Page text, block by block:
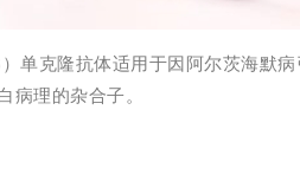
单克隆抗体适用于因阿尔茨海默
理的杂合子。